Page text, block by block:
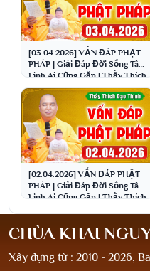
[03.04.2026] VẤN ĐÁP PHẬT
PHÁP | Giải Đáp Đời Sống Tâm
Linh Ai Cũng Gặp | Thầy Thích
Đạo Thịnh
[02.04.2026] VẤN ĐÁP PHẬT
PHÁP | Giải Đáp Đời Sống Tâm
Linh Ai Cũng Gặp | Thầy Thích
CHÙA KHAI
Xây dựng từ : 2010 - 2026,